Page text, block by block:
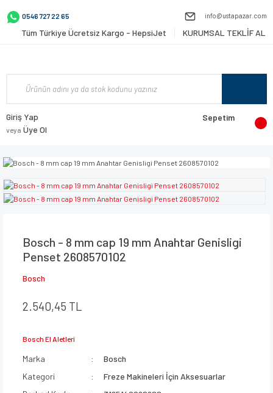
0546 727 22 65 info@ustapazar.com
Tüm Türkiye Ücretsiz Kargo - HepsiJet KURUMSAL TEKLİF AL
Giriş Yap
veya Üye Ol
Sepetim
Bosch - 8 mm cap 19 mm Anahtar Genisligi
Penset 2608570102
Bosch
2.540,45 TL
Bosch El Aletleri
Marka
Bosch
Kategori
Freze Makineleri İçin Aksesuarlar